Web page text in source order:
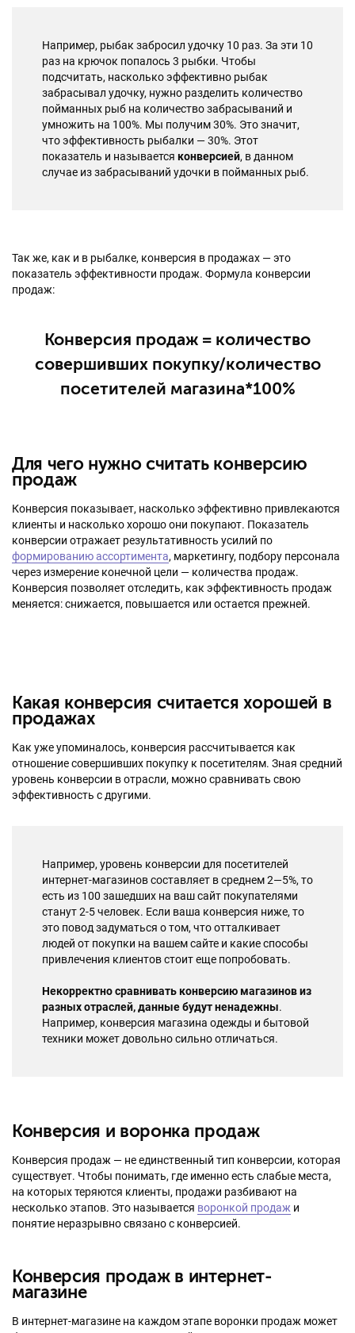
Например, рыбак забросил удочку 10 раз. За эти 10
раз на крючок попалось 3 рыбки. Чтобы
подсчитать, насколько эффективно рыбак
забрасывал удочку, нужно разделить количество
пойманных рыб на количество забрасываний и
умножить на 100%. Мы получим 30%. Это значит,
что эффективность рыбалки — 30%. Этот
показатель и называется конверсией, в данном
случае из забрасываний удочки в пойманных рыб.
Так же, как и в рыбалке, конверсия в продажах — это
показатель эффективности продаж. Формула конверсии
продаж:
Конверсия продаж = количество
совершивших покупку/количество
посетителей магазина*100%
Для чего нужно считать конверсию
продаж
Конверсия показывает, насколько эффективно привлекаются
клиенты и насколько хорошо они покупают. Показатель
конверсии отражает результативность усилий по
формированию ассортимента, маркетингу, подбору персонала
через измерение конечной цели — количества продаж.
Конверсия позволяет отследить, как эффективность продаж
меняется: снижается, повышается или остается прежней.
Какая конверсия считается хорошей в
продажах
Как уже упоминалось, конверсия рассчитывается как
отношение совершивших покупку к посетителям. Зная средний
уровень конверсии в отрасли, можно сравнивать свою
эффективность с другими.
Например, уровень конверсии для посетителей
интернет-магазинов составляет в среднем 2—5%, то
есть из 100 зашедших на ваш сайт покупателями
станут 2-5 человек. Если ваша конверсия ниже, то
это повод задуматься о том, что отталкивает
людей от покупки на вашем сайте и какие способы
привлечения клиентов стоит еще попробовать.
Некорректно сравнивать конверсию магазинов из
разных отраслей, данные будут ненадежны.
Например, конверсия магазина одежды и бытовой
техники может довольно сильно отличаться.
Конверсия и воронка продаж
Конверсия продаж — не единственный тип конверсии, которая
существует. Чтобы понимать, где именно есть слабые места,
на которых теряются клиенты, продажи разбивают на
несколько этапов. Это называется воронкой продаж и
понятие неразрывно связано с конверсией.
Конверсия продаж в интернет-
магазине
В интернет-магазине на каждом этапе воронки продаж может